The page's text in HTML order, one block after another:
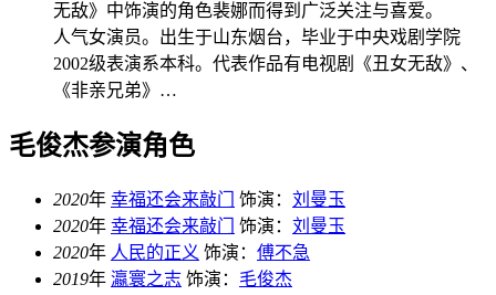
无敌》中饰演的角色裴娜而得到广泛关注与喜爱。
人气女演员。出生于山东烟台，毕业于中央戏剧学院
2002级表演系本科。代表作品有电视剧《丑女无敌》、
《非亲兄弟》…
毛俊杰参演角色
2020年 幸福还会来敲门 饰演： 刘曼玉
2020年 幸福还会来敲门 饰演： 刘曼玉
2020年 人民的正义 饰演： 傅不急
2019年 瀛寰之志 饰演： 毛俊杰